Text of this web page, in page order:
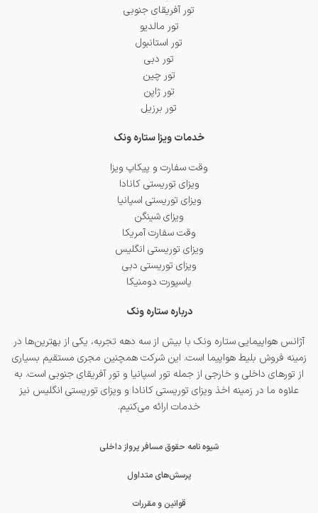
تور آفریقای جنوبی
تور مالدیو
تور استانبول
تور دبی
تور چین
تور ژاپن
تور برزیل
خدمات ویزا ستاره ونک
وقت سفارت و پیکاپ ویزا
ویزای توریستی کانادا
ویزای توریستی اسپانیا
ویزای شینگن
وقت سفارت آمریکا
ویزای توریستی انگلیس
ویزای توریستی دبی
پاسپورت دومنیکا
درباره ستاره ونک
آژانس هواپیمایی ستاره ونک با بیش از سه دهه تجربه، یکی از بهترین‌ها در
زمینه فروش بلیط هواپیما است. این شرکت همچنین مجری مستقیم بسیاری
از تورهای داخلی و خارجی از جمله تور اسپانیا و تور آفریقای جنوبی است. به
علاوه ما در زمینه اخذ ویزای توریستی کانادا و ویزای توریستی انگلیس نیز
خدمات ارائه می‌کنیم.
شیوه نامه حقوق مسافر پرواز داخلی
پرسش‌های متداول
قوانین و مقررات